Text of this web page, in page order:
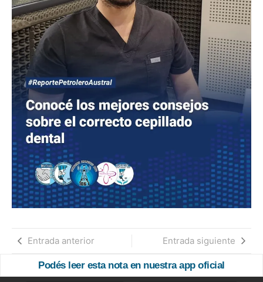
Entrada anterior Entrada siguiente
Podés leer esta nota en nuestra app oficial